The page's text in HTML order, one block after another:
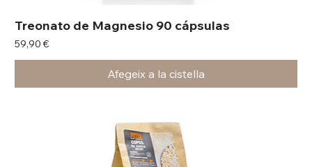
Treonato de Magnesio 90 cápsulas
Preu
59,90 €
Afegeix a la cistella